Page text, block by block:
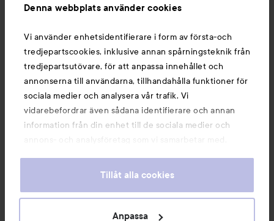
Denna webbplats använder cookies
Vi använder enhetsidentifierare i form av första-och
tredjepartscookies, inklusive annan spårningsteknik från
tredjepartsutövare, för att anpassa innehållet och
annonserna till användarna, tillhandahålla funktioner för
sociala medier och analysera vår trafik. Vi
vidarebefordrar även sådana identifierare och annan
information från din enhet till de sociala medier och
annons- och analysföretag som vi samarbetar med.
information som du har tillhandahållit eller som de har
våra cookies vid fortsatt användande av vår webbplats.
För information om hur du kan ändra inställningarna för
Tillåt alla cookies
Anpassa
Du kanske också gillar